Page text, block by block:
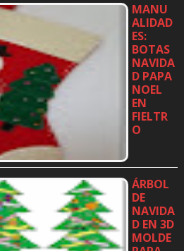
MANU
ALIDAD
ES:
BOTAS
NAVIDA
D PAPA
NOEL
EN
FIELTR
O
ÁRBOL
DE
NAVIDA
D EN 3D
MOLDE